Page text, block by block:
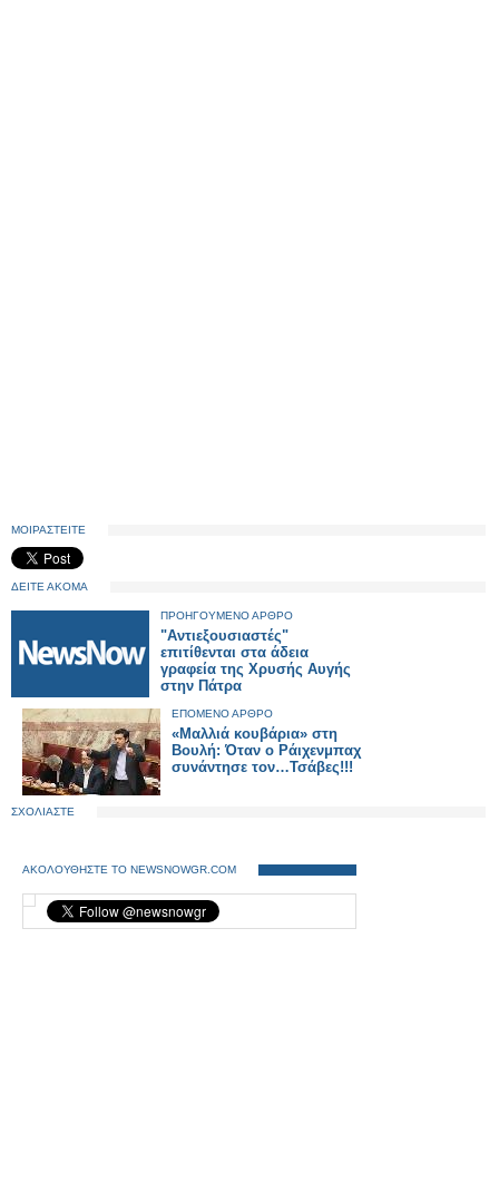
ΜΟΙΡΑΣΤΕΙΤΕ
ΔΕΙΤΕ ΑΚΟΜΑ
ΠΡΟΗΓΟΥΜΕΝΟ ΑΡΘΡΟ
"Αντιεξουσιαστές"
επιτίθενται στα άδεια
γραφεία της Χρυσής Αυγής
στην Πάτρα
ΕΠΟΜΕΝΟ ΑΡΘΡΟ
«Μαλλιά κουβάρια» στη
Βουλή: Όταν ο Ράιχενμπαχ
συνάντησε τον…Τσάβες!!!
ΣΧΟΛΙΑΣΤΕ
ΑΚΟΛΟΥΘΗΣΤΕ ΤΟ NEWSNOWGR.COM